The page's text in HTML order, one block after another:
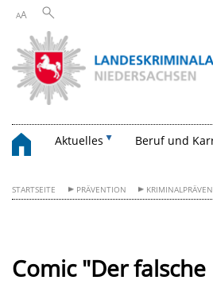
AA
Aktuelles Beruf und
STARTSEITE PRÄVENTION
Comic "Der